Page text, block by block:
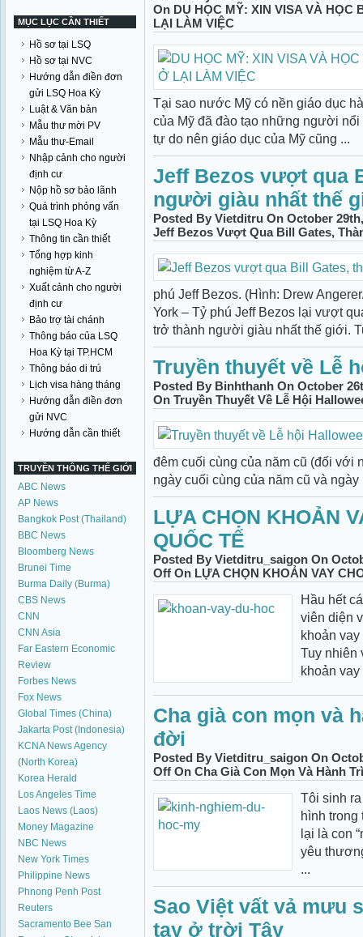
MỤC LỤC CẦN THIẾT
Hồ sơ tại LSQ
Hồ sơ tại NVC
Hướng dẫn điền đơn
gửi LSQ Hoa Kỳ
Luật & Văn bản
Mẫu thư mời PV
Mẫu thư-Email
Nhập cảnh cho người
định cư
Nộp hồ sơ bảo lãnh
Quá trình phỏng vấn
tại LSQ Hoa Kỳ
Thông tin cần thiết
Tổng hợp kinh
nghiệm từ A-Z
Xuất cảnh cho người
định cư
Bảo trợ tài chánh
Thông báo của LSQ
Hoa Kỳ tại TP.HCM
Thông báo di trú
Lịch visa hàng tháng
Hướng dẫn điền đơn
gửi NVC
Hướng dẫn cần thiết
TRUYỀN THÔNG THẾ GIỚI
ABC News
AP News
Bangkok Post (Thailand)
BBC News
Bloomberg News
Brunei Time
Burma Daily (Burma)
CBS News
CNN
CNN Asia
Far Eastern Economic
Review
Forbes News
Fox News
Global Times (China)
Jakarta Post (Indonesia)
KCNA News Agency
(North Korea)
Korea Herald
Los Angeles Time
Laos News (Laos)
Money Magazine
NBC News
New York Times
Philippine News
Phnong Penh Post
Reuters
Sacramento Bee San
On DU HỌC MỸ: XIN VISA VÀ HỌC
LẠI LÀM VIỆC
Tại sao nước Mỹ có nền giáo dục
của Mỹ đã đào tạo những người
tự do nên giáo dục của Mỹ cũng ...
Jeff Bezos vượt qua
người giàu nhất thế
Posted By Vietditru On October
Jeff Bezos Vượt Qua Bill Gates,
phú Jeff Bezos. (Hình: Drew
York – Tỷ phú Jeff Bezos lại vượt
trở thành người giàu nhất thế giới.
Truyền thuyết về Lễ
Posted By Binhthanh On October
On Truyền Thuyết Về Lễ Hội
đêm cuối cùng của năm cũ (đối với
ngày cuối cùng của năm cũ và
LỰA CHỌN KHOẢN
QUỐC TẾ
Posted By Vietditru_saigon On
Off On LỰA CHỌN KHOẢN VAY
Hầu hết
viên diện
khoản
Tuy nhiên
khoản vay
Cha già con mọn và
đời
Posted By Vietditru_saigon On
Off On Cha Già Con Mọn Và Hành
Tôi sinh
hình trong
lại là con
yêu
...
Sao Việt vất vả mưu
tay ở trời Tây